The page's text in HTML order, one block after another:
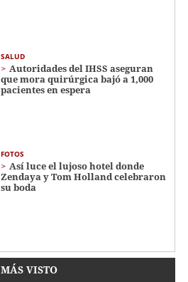
SALUD
Autoridades del IHSS aseguran
que mora quirúrgica bajó a 1,000
pacientes en espera
FOTOS
Así luce el lujoso hotel donde
Zendaya y Tom Holland celebraron
su boda
MÁS VISTO